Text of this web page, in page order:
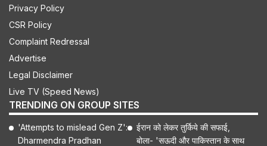
Privacy Policy
CSR Policy
Complaint Redressal
Advertise
Legal Disclaimer
Live TV (Speed News)
TRENDING ON GROUP SITES
'Attempts to mislead Gen Z':
Dharmendra Pradhan
ईरान को लेकर तुर्किये की सफाई,
बोला- 'सऊदी और पाकिस्तान के साथ